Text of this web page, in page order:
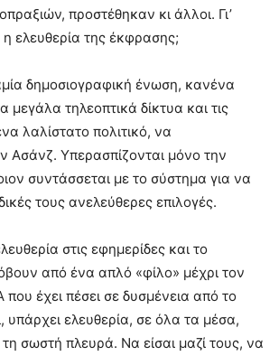
προστέθηκαν κι άλλοι. Γι’
ελευθερία της έκφρασης;
δημοσιογραφική ένωση, κανένα
μεγάλα τηλεοπτικά δίκτυα και τις
λαλίστατο πολιτικό, να
Ασάνζ. Υπερασπίζονται μόνο την
συντάσσεται με το σύστημα για να
τους ανελεύθερες επιλογές.
στις εφημερίδες και το
από ένα απλό «φίλο» μέχρι τον
έχει πέσει σε δυσμένεια από το
υπάρχει ελευθερία, σε όλα τα μέσα,
τη σωστή πλευρά. Να είσαι μαζί τους, να